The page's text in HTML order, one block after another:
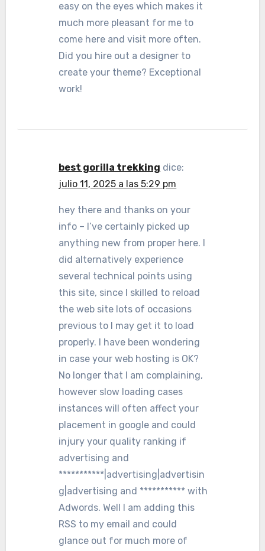
easy on the eyes which makes it
much more pleasant for me to
come here and visit more often.
Did you hire out a designer to
create your theme? Exceptional
work!
best gorilla trekking dice:
julio 11, 2025 a las 5:29 pm
hey there and thanks on your
info – I’ve certainly picked up
anything new from proper here. I
did alternatively experience
several technical points using
this site, since I skilled to reload
the web site lots of occasions
previous to I may get it to load
properly. I have been wondering
in case your web hosting is OK?
No longer that I am complaining,
however slow loading cases
instances will often affect your
placement in google and could
injury your quality ranking if
advertising and
***********|advertising|advertisin
g|advertising and *********** with
Adwords. Well I am adding this
RSS to my email and could
glance out for much more of